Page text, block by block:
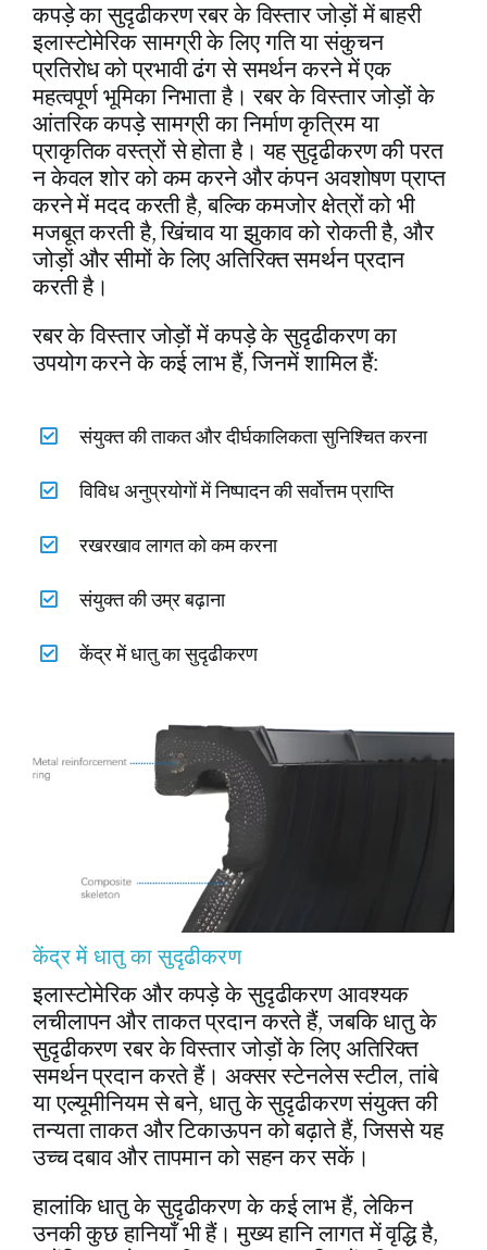
कपड़े का सुदृढीकरण रबर के विस्तार जोड़ों में बाहरी
इलास्टोमेरिक सामग्री के लिए गति या संकुचन
प्रतिरोध को प्रभावी ढंग से समर्थन करने में एक
महत्वपूर्ण भूमिका निभाता है। रबर के विस्तार जोड़ों के
आंतरिक कपड़े सामग्री का निर्माण कृत्रिम या
प्राकृतिक वस्त्रों से होता है। यह सुदृढीकरण की परत
न केवल शोर को कम करने और कंपन अवशोषण प्राप्त
करने में मदद करती है, बल्कि कमजोर क्षेत्रों को भी
मजबूत करती है, खिंचाव या झुकाव को रोकती है, और
जोड़ों और सीमों के लिए अतिरिक्त समर्थन प्रदान
करती है।
रबर के विस्तार जोड़ों में कपड़े के सुदृढीकरण का
उपयोग करने के कई लाभ हैं, जिनमें शामिल हैं:
संयुक्त की ताकत और दीर्घकालिकता सुनिश्चित करना
विविध अनुप्रयोगों में निष्पादन की सर्वोत्तम प्राप्ति
रखरखाव लागत को कम करना
संयुक्त की उम्र बढ़ाना
केंद्र में धातु का सुदृढीकरण
केंद्र में धातु का सुदृढीकरण
इलास्टोमेरिक और कपड़े के सुदृढीकरण आवश्यक
लचीलापन और ताकत प्रदान करते हैं, जबकि धातु के
सुदृढीकरण रबर के विस्तार जोड़ों के लिए अतिरिक्त
समर्थन प्रदान करते हैं। अक्सर स्टेनलेस स्टील, तांबे
या एल्यूमीनियम से बने, धातु के सुदृढीकरण संयुक्त की
तन्यता ताकत और टिकाऊपन को बढ़ाते हैं, जिससे यह
उच्च दबाव और तापमान को सहन कर सकें।
हालांकि धातु के सुदृढीकरण के कई लाभ हैं, लेकिन
उनकी कुछ हानियाँ भी हैं। मुख्य हानि लागत में वृद्धि है,